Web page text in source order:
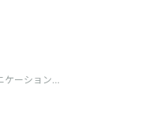
MIXIの過去・現在・未来を、誠実にコミュニケーションし続ける